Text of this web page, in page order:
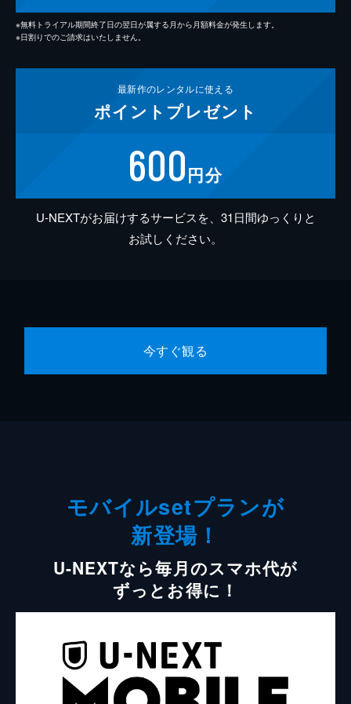
※無料トライアル期間終了日の翌日が属する月から月額料金が発生します。
※日割りでのご請求はいたしません。
最新作のレンタルに使える
ポイント プレゼント
600円分
U-NEXTがお届けするサービスを、31日間ゆっくりと
お試しください。
今すぐ観る
モバイルsetプランが
新登場！
U-NEXTなら毎月のスマホ代が
ずっとお得に！